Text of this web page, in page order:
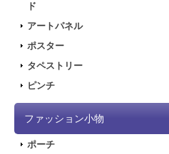
ド
アートパネル
ポスター
タペストリー
ピンチ
ファッション小物
ポーチ